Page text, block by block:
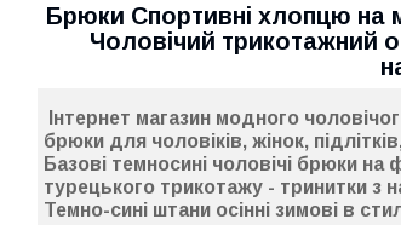
Брюки Спортивні хлопцю на
Чоловічий трикотажний
Інтернет магазин модного
брюки для чоловіків, жінок, підлітків
Базові темносині чоловічі брюки на
турецького трикотажу - тринитки з
Темно-сині штани осінні зимові в